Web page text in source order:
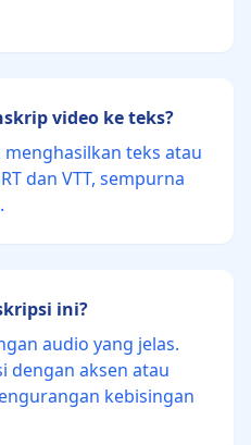
video ke teks?
teks atau
dan VTT, sempurna
ini?
audio yang jelas.
dengan aksen atau
kebisingan